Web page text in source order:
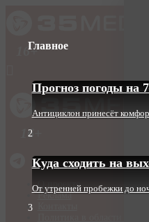
16+
16+
О проекте
Реклама
Главное
Прогноз погоды на
Антициклон принесёт
2
Куда сходить на
От утренней пробежки до
3